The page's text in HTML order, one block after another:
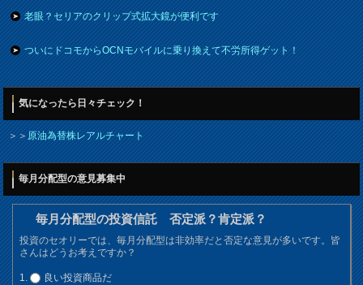
老眼？セリアのクリップ式拡大鏡が便利です
ついにドコモからOCNモバイルに乗り換えて不労所得ゲット！
気になったら日々チェック！
＞＞原油為替株レアルチャート
毎月分配型の意見募集中
毎月分配型の投資信託 否定派？肯定派？
投資のセオリーでは、毎月分配型は非効率だと否定な意見が多いです。皆
さんはどうお考えですか？
良い投資商品だ